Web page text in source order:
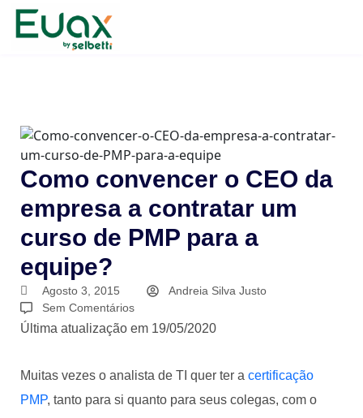
Como convencer o CEO da
empresa a contratar um
curso de PMP para a
equipe?
Agosto 3, 2015
Andreia Silva Justo
Sem Comentários
Última atualização em 19/05/2020
Muitas vezes o analista de TI quer ter a certificação
PMP, tanto para si quanto para seus colegas, com o